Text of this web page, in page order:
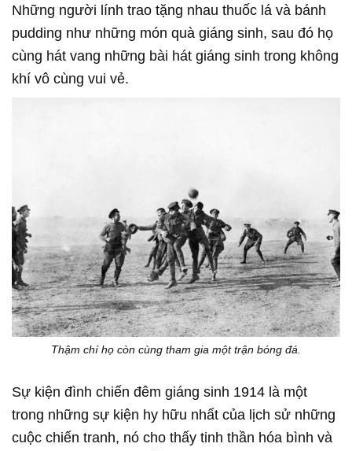
Những người lính trao tặng nhau thuốc lá và bánh
pudding như những món quà giáng sinh, sau đó họ
cùng hát vang những bài hát giáng sinh trong không
khí vô cùng vui vẻ.
Thậm chí họ còn cùng tham gia một trận bóng đá.
Sự kiện đình chiến đêm giáng sinh 1914 là một
trong những sự kiện hy hữu nhất của lịch sử những
cuộc chiến tranh, nó cho thấy tinh thần hóa bình và